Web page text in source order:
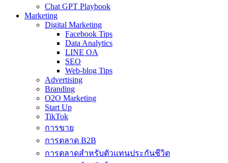
Chat GPT Playbook
Marketing
Digital Marketing
Facebook Tips
Data Analytics
LINE OA
SEO
Web-blog Tips
Advertising
Branding
O2O Marketing
Start Up
TikTok
การขาย
การตลาด B2B
การตลาดสำหรับตัวแทนประกันชีวิต